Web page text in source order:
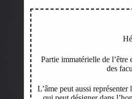
Partie immatérielle de
des
L’âme peut aussi